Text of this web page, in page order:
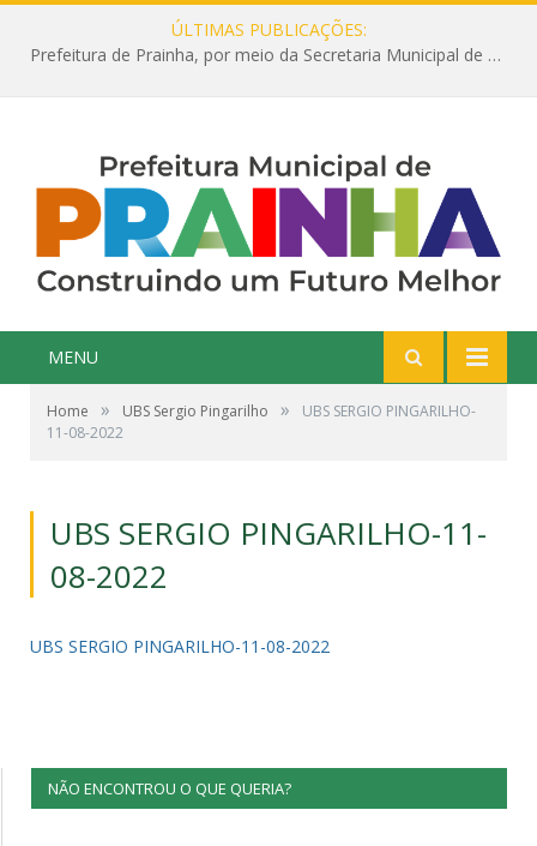
ÚLTIMAS PUBLICAÇÕES:
Prefeitura de Prainha, por meio da Secretaria Municipal de Educação, abre 354 vagas na área da Educação para 2025 com processo seletivo simplificado
MENU
Home » UBS Sergio Pingarilho »
UBS SERGIO PINGARILHO-
11-08-2022
UBS SERGIO PINGARILHO-11-
08-2022
UBS SERGIO PINGARILHO-11-08-2022
NÃO ENCONTROU O QUE QUERIA?